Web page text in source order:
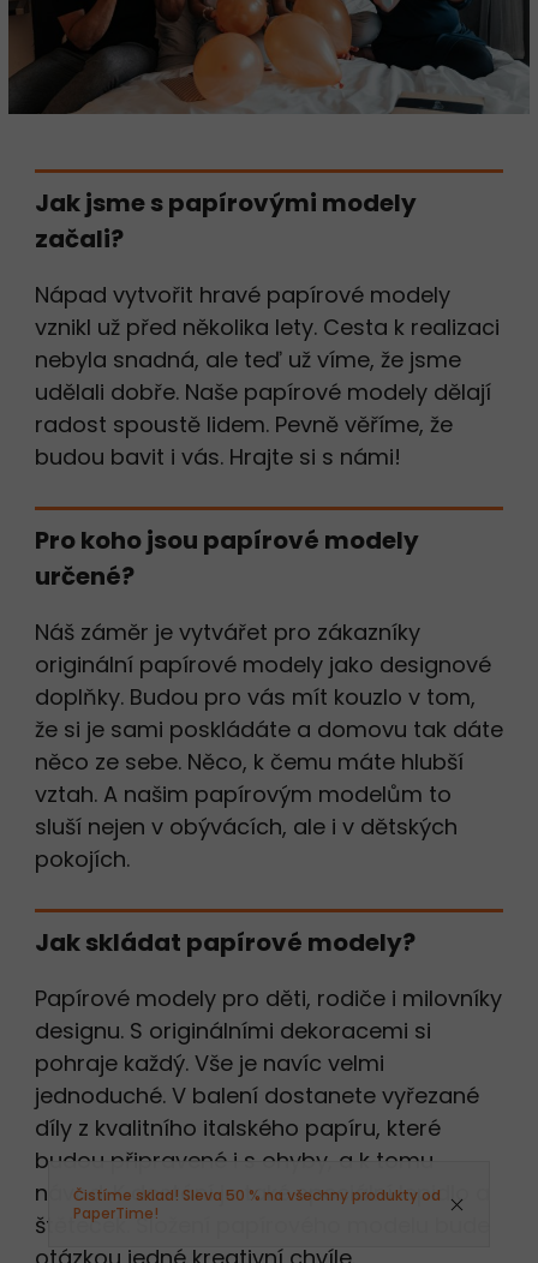
Čistíme sklad! Sleva 50 % na všechny produkty od
PaperTime!
Jak jsme s papírovými modely
začali?
Nápad vytvořit hravé papírové modely
vznikl už před několika lety. Cesta k realizaci
nebyla snadná, ale teď už víme, že jsme
udělali dobře. Naše papírové modely dělají
radost spoustě lidem. Pevně věříme, že
budou bavit i vás. Hrajte si s námi!
Pro koho jsou papírové modely
určené?
Náš záměr je vytvářet pro zákazníky
originální papírové modely jako designové
doplňky. Budou pro vás mít kouzlo v tom,
že si je sami poskládáte a domovu tak dáte
něco ze sebe. Něco, k čemu máte hlubší
vztah. A našim papírovým modelům to
sluší nejen v obývácích, ale i v dětských
pokojích.
Jak skládat papírové modely?
Papírové modely pro děti, rodiče i milovníky
designu. S originálními dekoracemi si
pohraje každý. Vše je navíc velmi
jednoduché. V balení dostanete vyřezané
díly z kvalitního italského papíru, které
budou připravené i s ohyby, a k tomu
návod. K dostání je také speciální lepidlo a
štěteček. Složení papírového modelu bude